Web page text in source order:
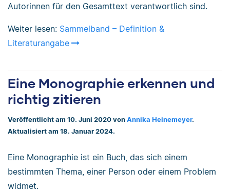
Autorinnen für den Gesamttext verantwortlich sind.
Weiter lesen: Sammelband – Definition &
Literaturangabe
Eine Monographie erkennen und
richtig zitieren
Veröffentlicht am 10. Juni 2020 von Annika Heinemeyer.
Aktualisiert am 18. Januar 2024.
Eine Monographie ist ein Buch, das sich einem
bestimmten Thema, einer Person oder einem Problem
widmet.